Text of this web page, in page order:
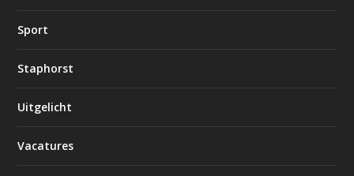
Sport
Staphorst
Uitgelicht
Vacatures